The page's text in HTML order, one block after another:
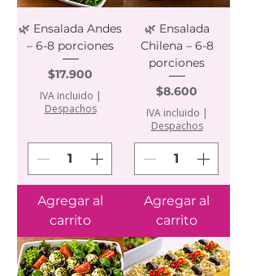
🌿 Ensalada Andes
– 6-8 porciones
Precio
$17.900
IVA incluido |
Despachos
Agregar al
carrito
🌿 Ensalada
Chilena – 6-8
porciones
Precio
$8.600
IVA incluido |
Despachos
Agregar al
carrito